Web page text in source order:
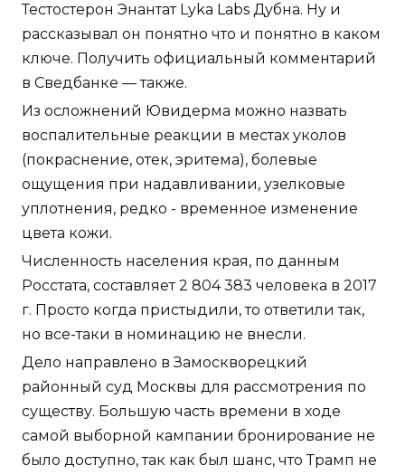
Тестостерон Энантат Lyka Labs Дубна. Ну и
рассказывал он понятно что и понятно в каком
ключе. Получить официальный комментарий
в Сведбанке — также.
Из осложнений Ювидерма можно назвать
воспалительные реакции в местах уколов
(покраснение, отек, эритема), болевые
ощущения при надавливании, узелковые
уплотнения, редко - временное изменение
цвета кожи.
Численность населения края, по данным
Росстата, составляет 2 804 383 человека в 2017
г. Просто когда пристыдили, то ответили так,
но все-таки в номинацию не внесли.
Дело направлено в Замоскворецкий
районный суд Москвы для рассмотрения по
существу. Большую часть времени в ходе
самой выборной кампании бронирование не
было доступно, так как был шанс, что Трамп не